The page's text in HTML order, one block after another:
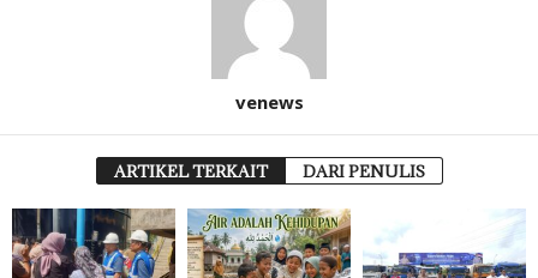
venews
ARTIKEL TERKAIT DARI PENULIS